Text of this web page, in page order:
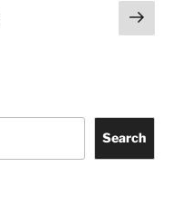
Next
page
Search